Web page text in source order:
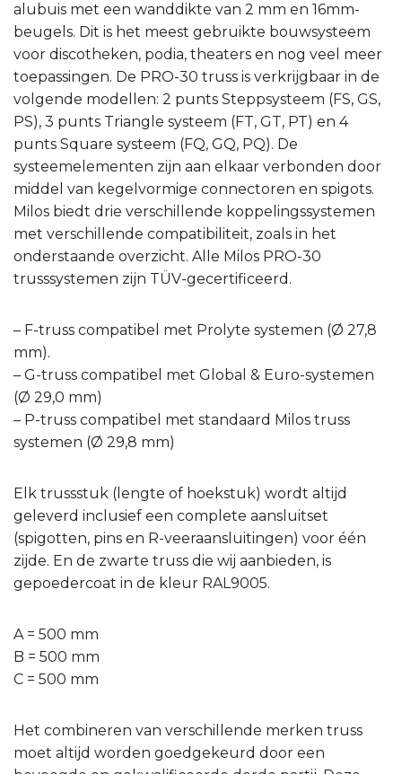
alubuis met een wanddikte van 2 mm en 16mm-
beugels. Dit is het meest gebruikte bouwsysteem
voor discotheken, podia, theaters en nog veel meer
toepassingen. De PRO-30 truss is verkrijgbaar in de
volgende modellen: 2 punts Steppsysteem (FS, GS,
PS), 3 punts Triangle systeem (FT, GT, PT) en 4
punts Square systeem (FQ, GQ, PQ). De
systeemelementen zijn aan elkaar verbonden door
middel van kegelvormige connectoren en spigots.
Milos biedt drie verschillende koppelingssystemen
met verschillende compatibiliteit, zoals in het
onderstaande overzicht. Alle Milos PRO-30
trusssystemen zijn TÜV-gecertificeerd.
– F-truss compatibel met Prolyte systemen (Ø 27,8
mm).
– G-truss compatibel met Global & Euro-systemen
(Ø 29,0 mm)
– P-truss compatibel met standaard Milos truss
systemen (Ø 29,8 mm)
Elk trussstuk (lengte of hoekstuk) wordt altijd
geleverd inclusief een complete aansluitset
(spigotten, pins en R-veeraansluitingen) voor één
zijde. En de zwarte truss die wij aanbieden, is
gepoedercoat in de kleur RAL9005.
A = 500 mm
B = 500 mm
C = 500 mm
Het combineren van verschillende merken truss
moet altijd worden goedgekeurd door een